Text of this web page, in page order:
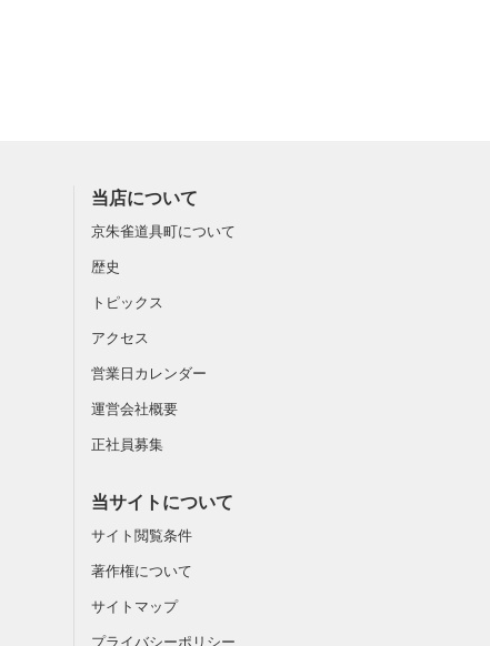
当店について
京朱雀道具町について
歴史
トピックス
アクセス
営業日カレンダー
運営会社概要
正社員募集
当サイトについて
サイト閲覧条件
著作権について
サイトマップ
プライバシーポリシー